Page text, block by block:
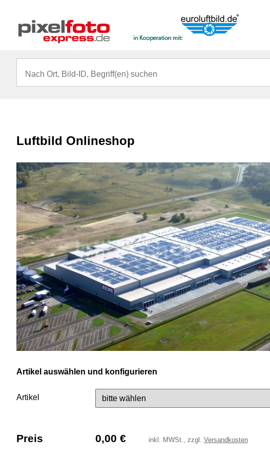
Luftbild Onlineshop
Artikel auswählen und konfigurieren
Artikel
Preis 0,00 € inkl. MWSt., zzgl. Versandkosten